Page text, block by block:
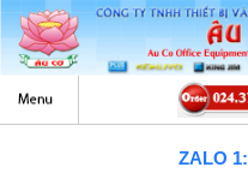
ZALO 1: